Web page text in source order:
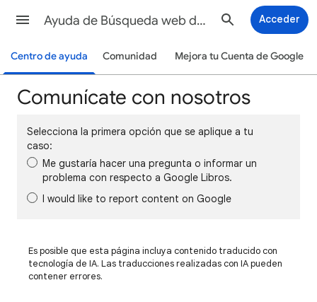
Ayuda de Búsqueda web de Google Acceder
Centro de ayuda Comunidad Mejora tu Cuenta de Google
Comunícate con nosotros
Selecciona la primera opción que se aplique a tu
caso:
Me gustaría hacer una pregunta o informar un
problema con respecto a Google Libros.
I would like to report content on Google
Es posible que esta página incluya contenido traducido con
tecnología de IA. Las traducciones realizadas con IA pueden
contener errores.